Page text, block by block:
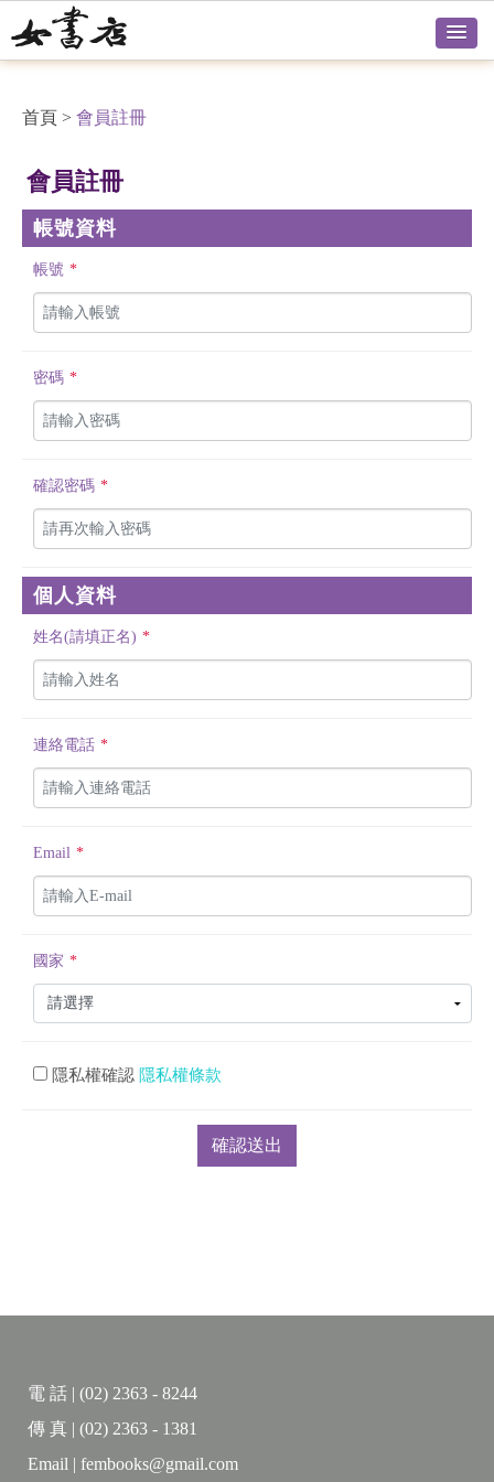
首頁 > 會員註冊
會員註冊
帳號資料
帳號 *
密碼 *
確認密碼 *
個人資料
姓名(請填正名) *
連絡電話 *
Email *
國家 *
隱私權確認 隱私權條款
電 話 | (02) 2363 - 8244
傳 真 | (02) 2363 - 1381
Email | fembooks@gmail.com